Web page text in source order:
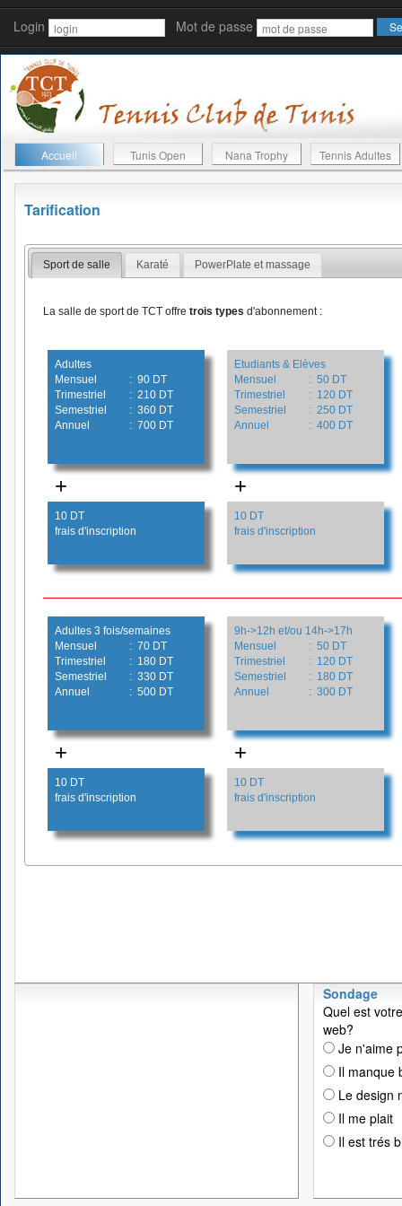
Login Mot de passe
Accueil Tunis Open Nana Trophy Tennis Adultes
Tarification
Sport de salle Karaté PowerPlate et massage
La salle de sport de TCT offre trois types d'abonnement :
Adultes
Mensuel
: 90 DT
Trimestriel
: 210 DT
Semestriel
: 360 DT
Annuel
: 700 DT
Etudiants & Elèves
Mensuel
: 50 DT
Trimestriel
: 120 DT
Semestriel
: 250 DT
Annuel
: 400 DT
+ +
10 DT
frais d'inscription
10 DT
frais d'inscription
Adultes 3 fois/semaines
Mensuel
: 70 DT
Trimestriel
: 180 DT
Semestriel
: 330 DT
Annuel
: 500 DT
9h->12h et/ou 14h->17h
Mensuel
: 50 DT
Trimestriel
: 120 DT
Semestriel
: 180 DT
Annuel
: 300 DT
+ +
10 DT
frais d'inscription
10 DT
frais d'inscription
Sondage
Quel est
web?
Je n'aime
Il manque
Le design
Il me plait
Il est trés